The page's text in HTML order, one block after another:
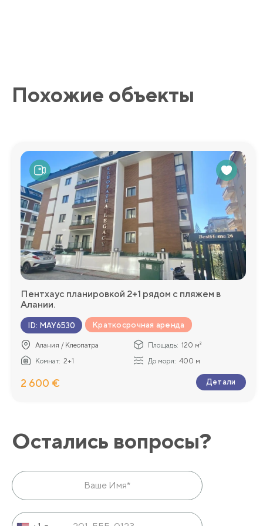
Похожие объекты
Пентхаус планировкой 2+1 рядом с пляжем в
Алании.
ID: MAY6530 Краткосрочная аренда
Алания / Клеопатра Площадь: 120 м²
Комнат: 2+1 До моря: 400 м
2 600 € Детали
Остались вопросы?